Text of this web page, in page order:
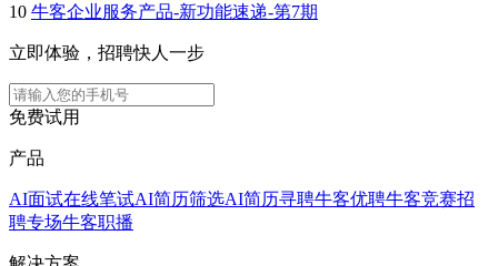
10 牛客企业服务产品-新功能速递-第7期
立即体验，招聘快人一步
免费试用
产品
AI面试在线笔试AI简历筛选AI简历寻聘牛客优聘牛客竞赛招
聘专场牛客职播